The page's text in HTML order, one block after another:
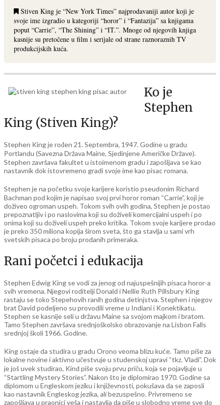
Stiven King je “New York Times” najprodavaniji autor koji je
svoje ime izgradio u kategoriji “horor” i “Fantazija” sa knjigama
poput “Carrie”, “The Shining” i “IT.”. Mnoge od njegovih knjiga
kasnije su pretočene u film i serijale od strane raznoraznih TV
produkcijskih kuća.
Ko je
Stephen
King (Stiven King)?
Stephen King je rođen 21. Septembra, 1947. Godine u gradu
Portlandu (Savezna Država Maine, Sjedinjene Američke Države).
Stephen završava fakultet u istoimenom gradu i zapošljava se kao
nastavnik dok istovremeno gradi svoje ime kao pisac romana.
Stephen je na početku svoje karijere koristio pseudonim Richard
Bachman pod kojim je napisao svoj prvi horor roman “Carrie”, koji je
doživeo ogroman uspeh. Tokom svih ovih godina, Stephen je postao
prepoznatljiv i po naslovima koji su doživeli komercijalni uspeh i po
onima koji su doživeli uspeh preko kritika. Tokom svoje karijere prodao
je preko 350 miliona kopija širom sveta, što ga stavlja u sami vrh
svetskih pisaca po broju prodanih primeraka.
Rani početci i edukacija
Stephen Edwig King se vodi za jenog od najuspešnijih pisaca horor-a
svih vremena. Njegovi roditelji Donald i Nellie Ruth Pillsbury King
rastaju se toko Stepehovih ranih godina detinjstva. Stephen i njegov
brat David podeljeno su provodili vreme u Indiani i Konektikatu.
Stephen se kasnije seli u državu Maine sa svojom majkom i bratom.
Tamo Stephen završava srednjoškolsko obrazovanje na Lisbon Falls
srednjoj školi 1966. Godine.
King ostaje da studira u gradu Orono veoma blizu kuće. Tamo piše za
lokalne novine i aktivno učestvuje u studenskoj upravi “tkz. Vladi”. Dok
je još uvek studirao, Kind piše svoju prvu priču, koja se pojavljuje u
“Startling Mystery Stories”. Nakon što je diplomirao 1970. Godine sa
diplomom u Engleskom jeziku i književnosti, pokušava da se zaposli
kao nastavnik Engleskog jezika, ali bezuspešno. Privremeno se
zapošljava u praonici veša i nastavlja da piše u slobodno vreme sve do